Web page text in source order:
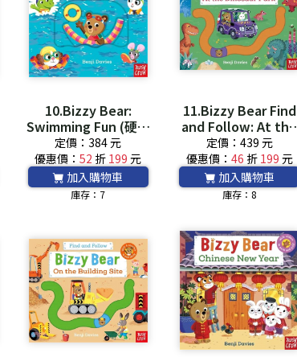
10.Bizzy Bear:
Swimming Fun (硬頁
書)(英國版)*附音檔
QRCode*
定價：384 元
優惠價：52 折 199 元
加入購物車
庫存：7
11.Bizzy Bear Find
and Follow: At the
Dinosaur Park *附音檔
QRCode*
定價：439 元
優惠價： 46 折 199 元
加入購物車
庫存：8